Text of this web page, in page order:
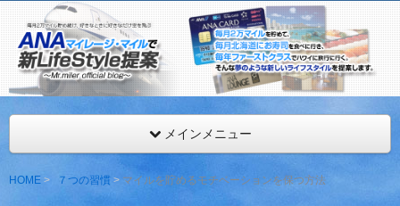
ANAマイレージ・マイルで新LifeStyle提案
ANAマイレージを年間最低216,000マイル獲得するMr.マイラー
見。
メインメニュー
HOME ７つの習慣 マイルを貯めるモチベーションを保つ方法